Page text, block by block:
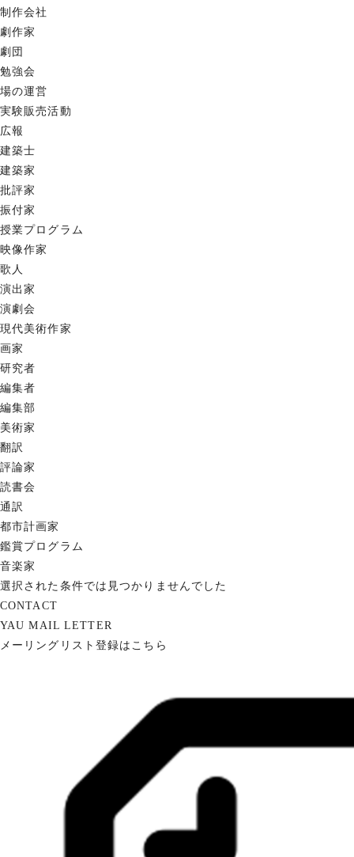
制作会社
劇作家
劇団
勉強会
場の運営
実験販売活動
広報
建築士
建築家
批評家
振付家
授業プログラム
映像作家
歌人
演出家
演劇会
現代美術作家
画家
研究者
編集者
編集部
美術家
翻訳
評論家
読書会
通訳
都市計画家
鑑賞プログラム
音楽家
選択された条件では見つかりませんでした
CONTACT
YAU MAIL LETTER
メーリングリスト登録はこちら